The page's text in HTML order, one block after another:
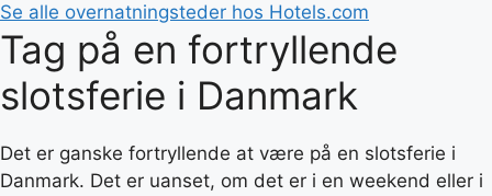
Se alle overnatningsteder hos Hotels.com
Tag på en fortryllende
slotsferie i Danmark
Det er ganske fortryllende at være på en slotsferie i
Danmark. Det er uanset, om det er i en weekend eller i